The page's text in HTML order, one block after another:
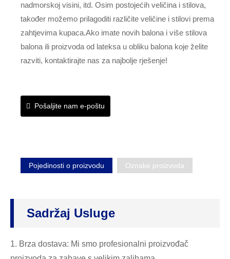
nadmorskoj visini, itd. Osim postojećih veličina i stilova,
također možemo prilagoditi različite veličine i stilovi prema
zahtjevima kupaca.Ako imate novih balona i više stilova
balona ili proizvoda od lateksa u obliku balona koje želite
razviti, kontaktirajte nas za najbolje rješenje!
Pošaljite nam e-poštu
Pojedinosti o proizvodu Oznake proizvoda
Sadržaj Usluge
1. Brza dostava: Mi smo profesionalni proizvođač